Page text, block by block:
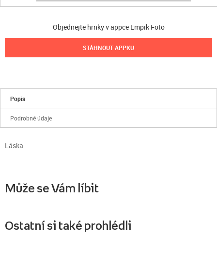
Objednejte hrnky v appce Empik Foto
STÁHNOUT APPKU
Popis
Podrobné údaje
Láska
Může se Vám líbit
Ostatní si také prohlédli